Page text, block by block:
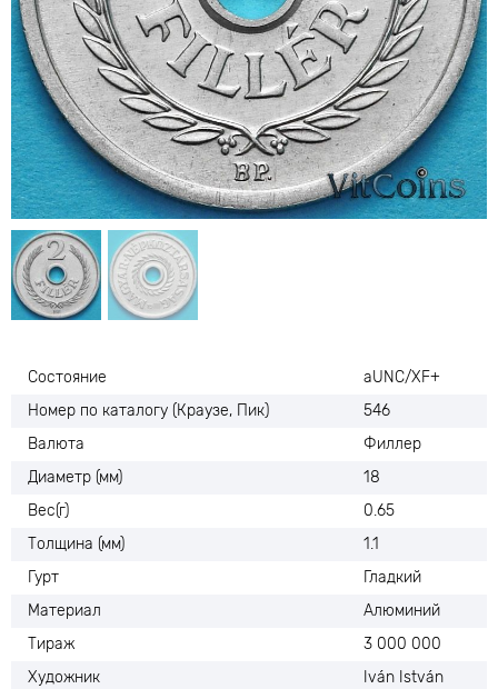
Состояние
аUNC/XF+
Номер по каталогу (Краузе, Пик)
546
Валюта
Филлер
Диаметр (мм)
18
Вес(г)
0.65
Толщина (мм)
1.1
Гурт
Гладкий
Материал
Алюминий
Тираж
3 000 000
Художник
Iván István